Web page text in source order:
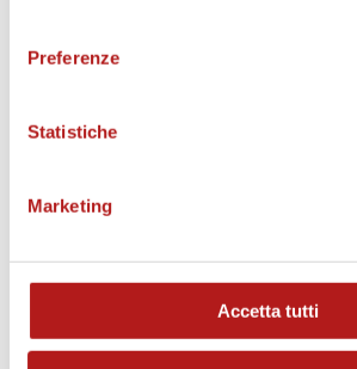
Preferenze
Statistiche
Marketing
Accetta tutti